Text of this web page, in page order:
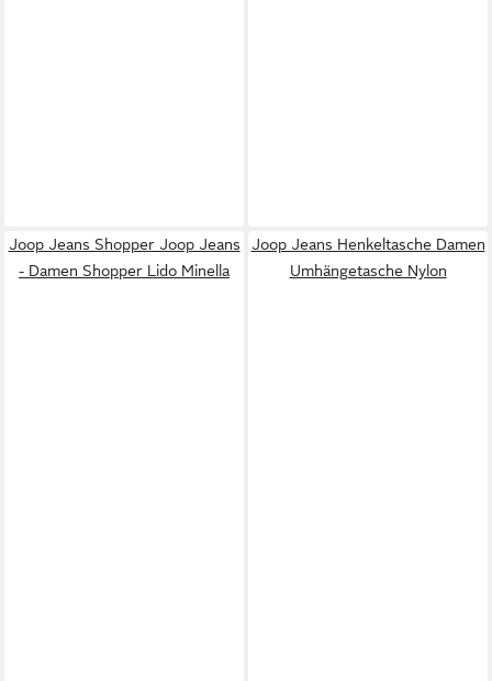
Joop Jeans Shopper Joop Jeans
- Damen Shopper Lido Minella
Joop Jeans Henkeltasche Damen
Umhängetasche Nylon